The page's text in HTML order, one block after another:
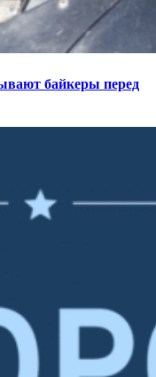
байкеры перед